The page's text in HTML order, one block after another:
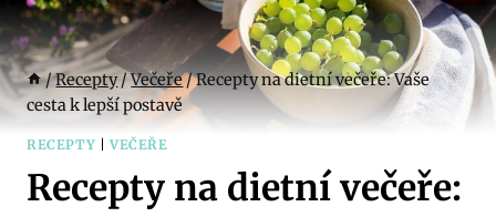
/Recepty/ Večeře/Recepty na dietní večeře: Vaše
cesta k lepší postavě
RECEPTY |VEČEŘE
Recepty na dietní večeře: